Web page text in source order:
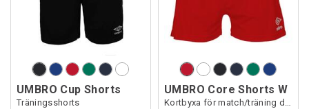
UMBRO Cup Shorts
Träningsshorts
UMBRO Core Shorts W
Kortbyxa för match/träning dam